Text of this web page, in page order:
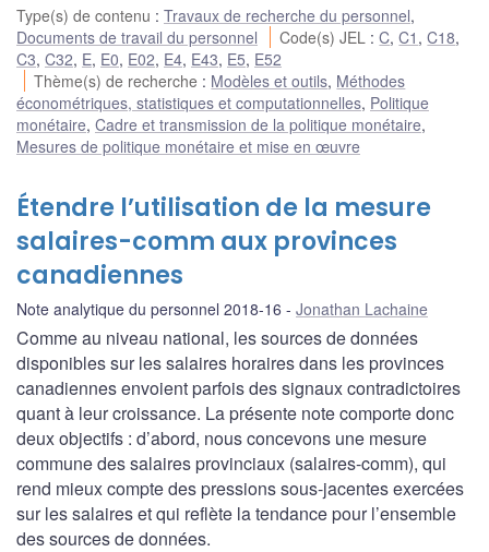
Type(s) de contenu : Travaux de recherche du personnel,
Documents de travail du personnel
Code(s) JEL :C,C1 ,C18,
C3, C32, E, E0, E02, E4, E43, E5, E52
Thème(s) de recherche : Modèles et outils, Méthodes
économétriques, statistiques et computationnelles, Politique
monétaire, Cadre et transmission de la politique monétaire,
Mesures de politique monétaire et mise en œuvre
Étendre l’utilisation de la mesure
salaires-comm aux provinces
canadiennes
Note analytique du personnel 2018-16 Jonathan Lachaine
Comme au niveau national, les sources de données
disponibles sur les salaires horaires dans les provinces
canadiennes envoient parfois des signaux contradictoires
quant à leur croissance. La présente note comporte donc
deux objectifs : d’abord, nous concevons une mesure
commune des salaires provinciaux (salaires-comm), qui
rend mieux compte des pressions sous-jacentes exercées
sur les salaires et qui reflète la tendance pour l’ensemble
des sources de données.